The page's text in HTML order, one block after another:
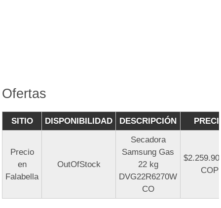
Ofertas
SITIO DISPONIBILIDAD DESCRIPCIÓN
Precio
en
Falabella
OutOfStock
Secadora
Samsung Gas
22 kg
DVG22R6270W
CO
COP